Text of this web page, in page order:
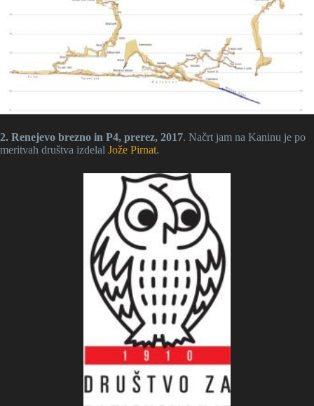
2. Renejevo brezno in P4, prerez, 2017. Načrt jam na Kaninu je po
meritvah društva izdelal Jože Pirnat.